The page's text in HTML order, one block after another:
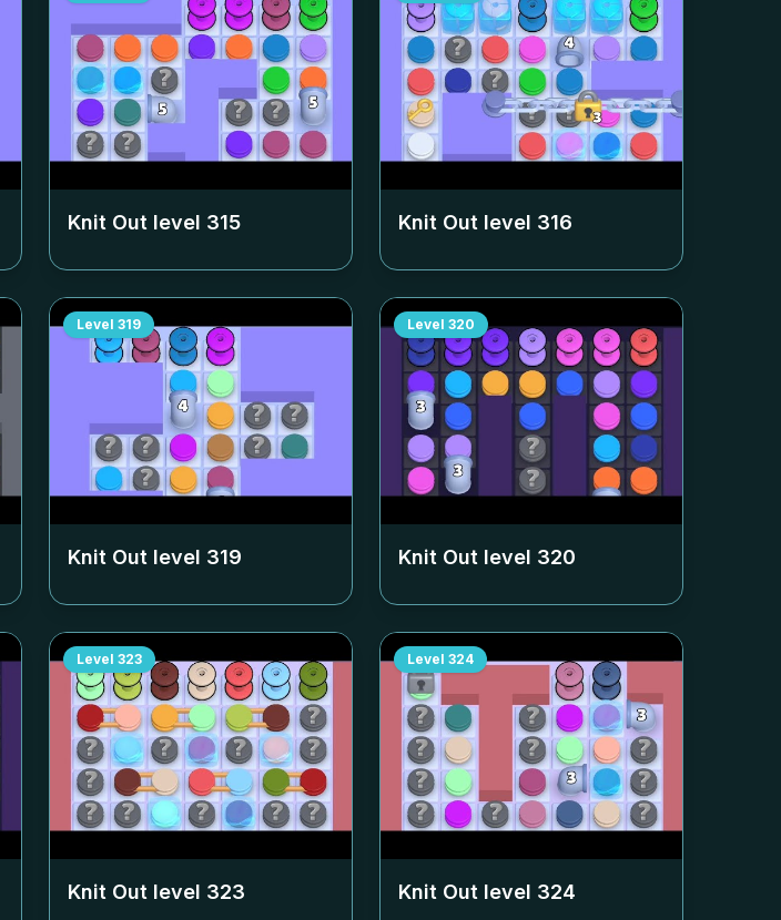
Knit Out level 315 Knit Out level 316
Level 319
Knit Out level 319
Level 320
Knit Out level 320
Level 323
Knit Out level 323
Level 324
Knit Out level 324